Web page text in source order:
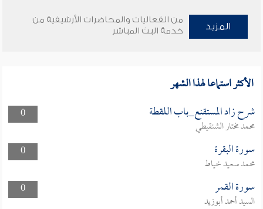
المزيد
من الفعاليات والمحاضرات الأرشيفية من
خدمة البث المباشر
الأكثر استماعا لهذا الشهر
0 شرح زاد المستقنع_باب اللقطة
محمد مختار الشنقيطي
0
سورة البقرة
محمد سعيد خياط
0
سورة القمر
السيد أحمد أبوزيد